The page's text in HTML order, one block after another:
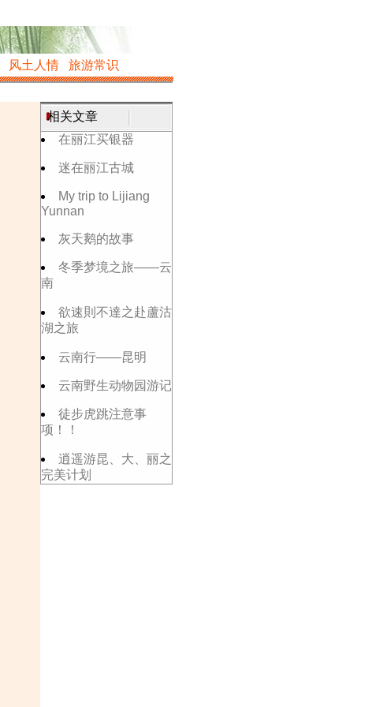
风土人情
旅游常识
相关文章
在丽江买银器
迷在丽江古城
My trip to Lijiang
Yunnan
灰天鹅的故事
冬季梦境之旅——云
南
欲速則不達之赴蘆沽
湖之旅
云南行——昆明
云南野生动物园游记
徒步虎跳注意事
项！！
逍遥游昆、大、丽之
完美计划